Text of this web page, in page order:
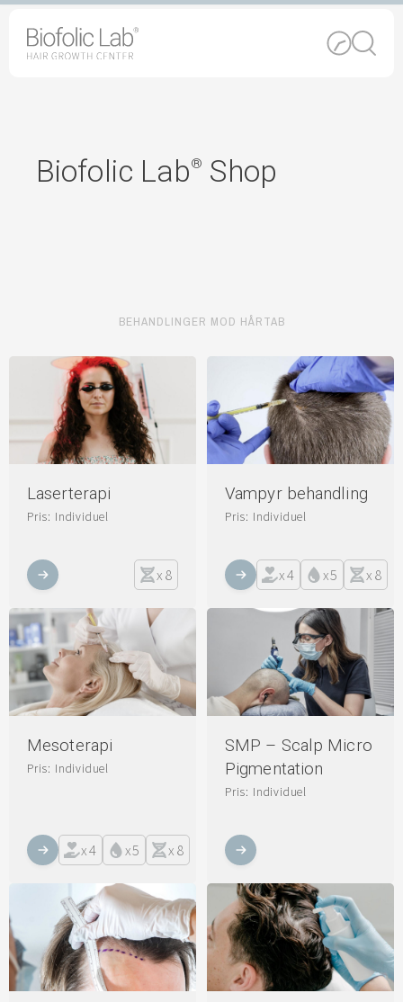
Biofolic Lab® Shop
BEHANDLINGER MOD HÅRTAB
Laserterapi
Pris: Individuel
x 8
Vampyr behandling
Pris: Individuel
x4 x5 x 8
Mesoterapi
Pris: Individuel
x4 x5 x 8
SMP – Scalp Micro
Pigmentation
Pris: Individuel